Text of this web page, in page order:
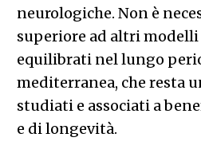
neurologiche. Non è
superiore ad altri
equilibrati nel lungo
mediterranea, che resta
studiati e associati a
e di longevità.